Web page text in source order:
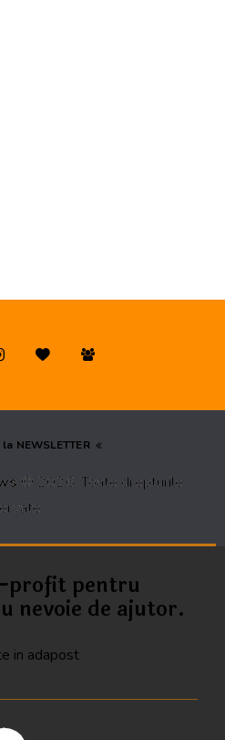
NEWSLETTER
© 2026. Toate drepturile
profit pentru
nevoie de ajutor.
in adapost